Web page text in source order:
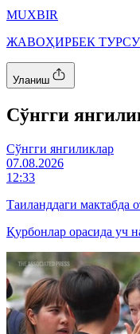
MUXBIR
ЖАВОҲИРБЕК
Уланиш
Cўнгги
Cўнгги янгиликлар
07.08.2026
12:33
Таиланддаги мактабда
Қурбонлар орасида уч